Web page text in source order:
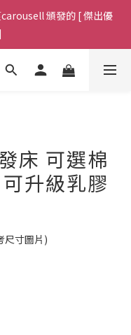
新界，歡迎查詢 (包送上
搬樓梯)
頒發的 [ 傑出優
新界，歡迎查詢 (包送上
床 可選棉
升級乳膠
尺寸圖片)